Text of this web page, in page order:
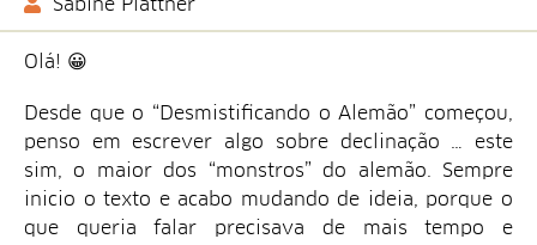
Sabine Plattner
Olá! 😀
Desde que o “Desmistificando o Alemão” começou,
penso em escrever algo sobre declinação … este
sim, o maior dos “monstros” do alemão. Sempre
inicio o texto e acabo mudando de ideia, porque o
que queria falar precisava de mais tempo e